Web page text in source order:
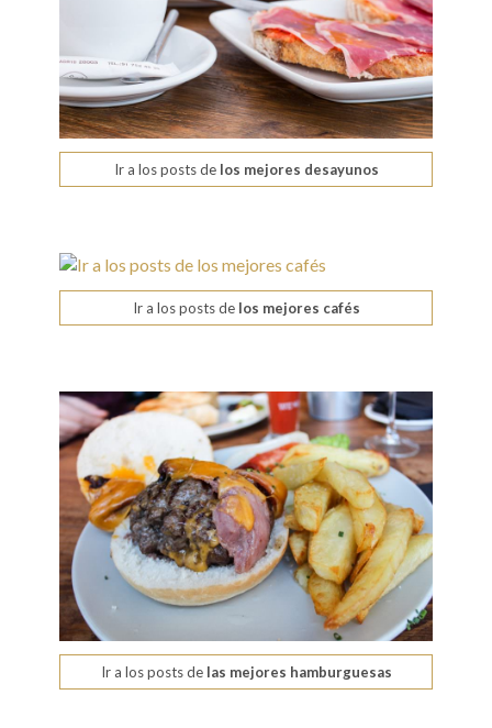
Ir a los posts delos mejores desayunos
Ir a los posts delos mejores cafés
Ir a los posts delas mejores hamburguesas